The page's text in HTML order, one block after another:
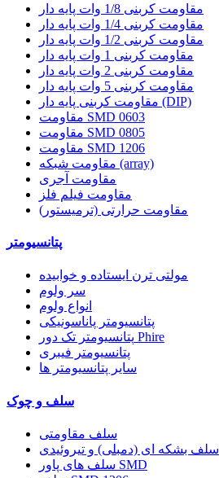
مقاومت کربنی 1/8 وات پایه دار
مقاومت کربنی 1/4 وات پایه دار
مقاومت کربنی 1/2 وات پایه دار
مقاومت کربنی 1 وات پایه دار
مقاومت کربنی 2 وات پایه دار
مقاومت کربنی 5 وات پایه دار
مقاومت کربنی پایه دار (DIP)
مقاومت SMD 0603
مقاومت SMD 0805
مقاومت SMD 1206
مقاومت شبکه (array)
مقاومت آجری
مقاومت فیلم فلز
مقاومت حرارتی (ترمیستور)
پتانسیومتر
مولتی ترن ایستاده و خوابیده
سر ولوم
انواع ولوم
پتانسیومتر پاناسونیکی
پتانسیومتر تک دور Phire
پتانسیومتر فیبری
سایر پتانسیومتر ها
سلف و چوک
سلف مقاومتی
سلف بشکه ای (دمبلی) و تیروئیدی
سلف های پاور SMD